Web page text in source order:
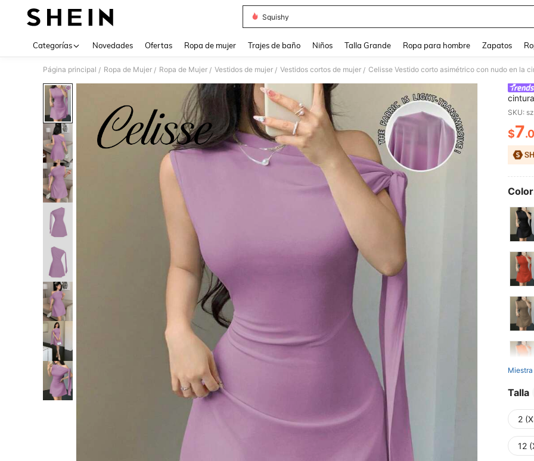
Squishy
Categorías Novedades Ofertas Ropa de mujer Trajes de baño Niños Talla Grande Ropa para hombre Zapatos
Página principal / Ropa de Mujer / Ropa de Mujer / Vestidos de mujer / Vestidos cortos de mujer / Celisse Vestido corto asimétrico con nudo en la
SKU:
$7
Talla
2
12